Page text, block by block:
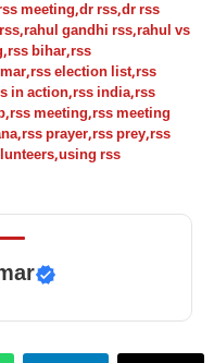
meeting,dr rss,dr rss
,rahul gandhi rss,rahul vs
,rss bihar,rss
,rss election list,rss
in action,rss india,rss
,rss meeting,rss meeting
,rss prayer,rss prey,rss
,using rss